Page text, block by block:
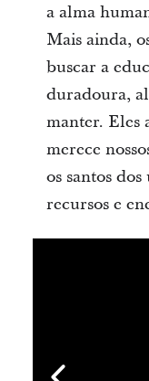
a alma
Mais ainda,
buscar a
duradoura,
manter. Eles
merece
os santos
recursos e